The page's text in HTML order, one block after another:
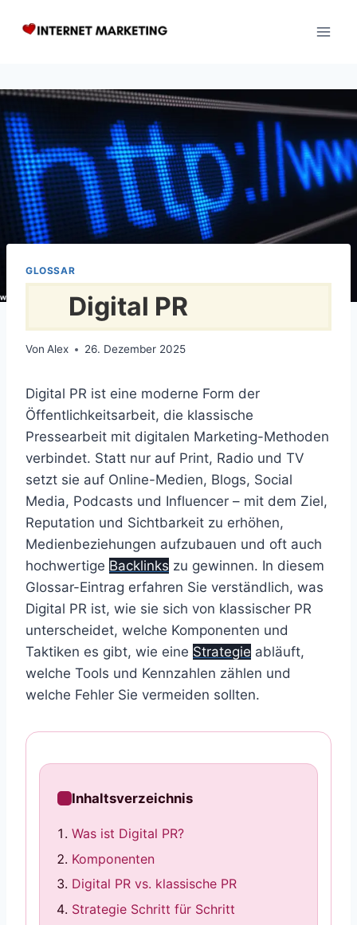
Inhalt
GLOSSAR
Digital PR
Von Alex 26. Dezember 2025
Digital PR ist eine moderne Form der
Öffentlichkeitsarbeit, die klassische
Pressearbeit mit digitalen Marketing-Methoden
verbindet. Statt nur auf Print, Radio und TV
setzt sie auf Online-Medien, Blogs, Social
Media, Podcasts und Influencer – mit dem Ziel,
Reputation und Sichtbarkeit zu erhöhen,
Medienbeziehungen aufzubauen und oft auch
hochwertige Backlinks zu gewinnen. In diesem
Glossar-Eintrag erfahren Sie verständlich, was
Digital PR ist, wie sie sich von klassischer PR
unterscheidet, welche Komponenten und
Taktiken es gibt, wie eine Strategie abläuft,
welche Tools und Kennzahlen zählen und
welche Fehler Sie vermeiden sollten.
Inhaltsverzeichnis
Was ist Digital PR?
Komponenten
Digital PR vs. klassische PR
Strategie Schritt für Schritt